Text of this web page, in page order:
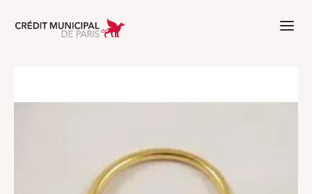
Aller à l'accueil de Crédit Municipal